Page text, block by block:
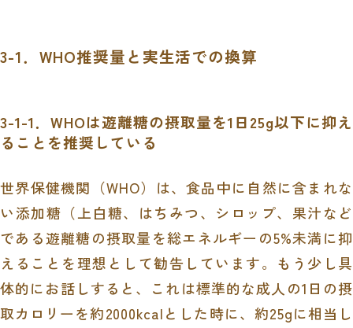
3-1．WHO推奨量と実生活での換算
3-1-1．WHOは遊離糖の摂取量を1日25g以下に抑え
ることを推奨している
世界保健機関（WHO）は、食品中に自然に含まれな
い添加糖（上白糖、はちみつ、シロップ、果汁など
である遊離糖の摂取量を総エネルギーの5%未満に抑
えることを理想として勧告しています。もう少し具
体的にお話しすると、これは標準的な成人の1日の摂
取カロリーを約2000kcalとした時に、約25gに相当し